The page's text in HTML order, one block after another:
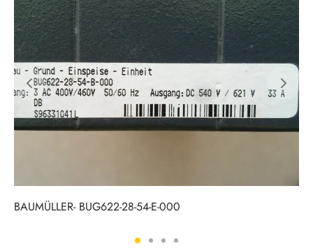
BAUMÜLLER- BUG622-28-54-E-000